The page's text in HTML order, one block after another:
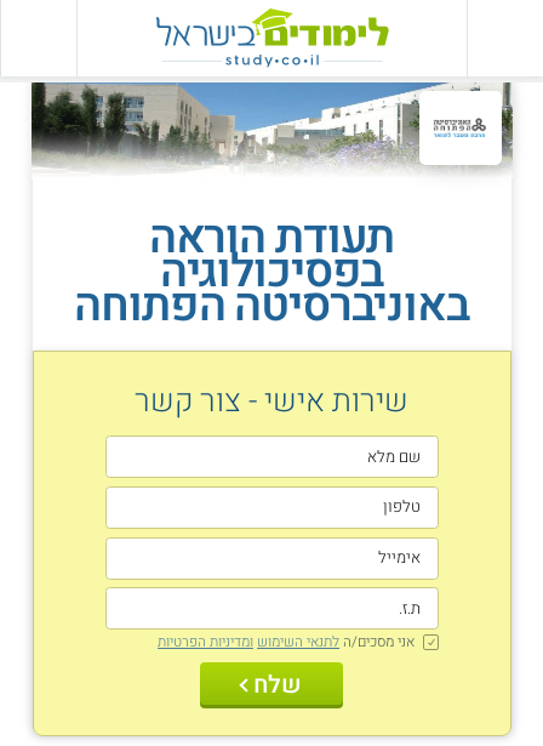
תעודת הוראה
בפסיכולוגיה
באוניברסיטה הפתוחה
שירות אישי - צור קשר
אני מסכים/ה לתנאי השימוש ומדיניות הפרטיות
שלח